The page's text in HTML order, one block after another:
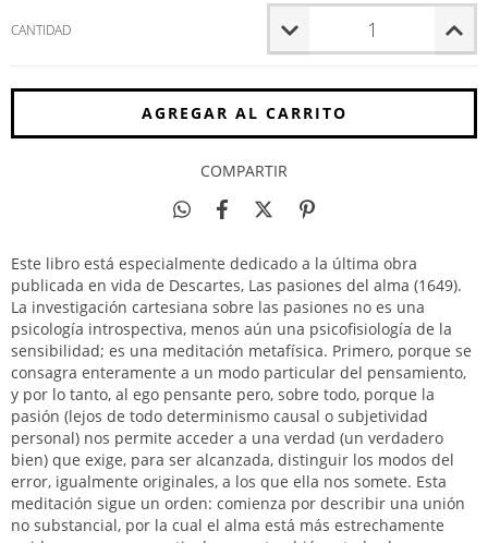
CANTIDAD
COMPARTIR
Este libro está especialmente dedicado a la última obra
publicada en vida de Descartes, Las pasiones del alma (1649).
La investigación cartesiana sobre las pasiones no es una
psicología introspectiva, menos aún una psicofisiología de la
sensibilidad; es una meditación metafísica. Primero, porque se
consagra enteramente a un modo particular del pensamiento,
y por lo tanto, al ego pensante pero, sobre todo, porque la
pasión (lejos de todo determinismo causal o subjetividad
personal) nos permite acceder a una verdad (un verdadero
bien) que exige, para ser alcanzada, distinguir los modos del
error, igualmente originales, a los que ella nos somete. Esta
meditación sigue un orden: comienza por describir una unión
no substancial, por la cual el alma está más estrechamente